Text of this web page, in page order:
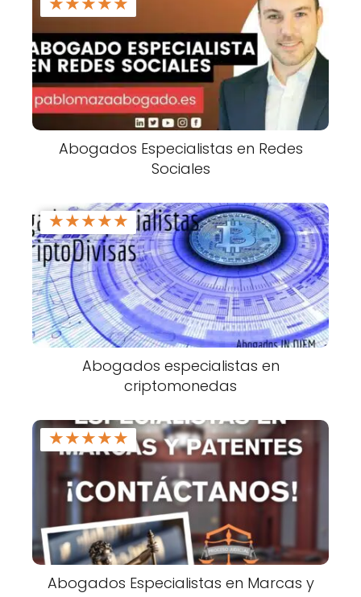
Abogados Especialistas en Redes
Sociales
★★★★★
Abogados especialistas en
criptomonedas
★★★★★
Abogados Especialistas en Marcas y